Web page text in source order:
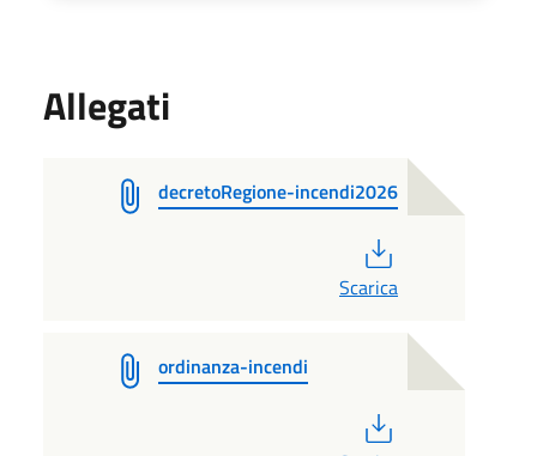
Allegati
decretoRegione-incendi2026
Scarica
ordinanza-incendi